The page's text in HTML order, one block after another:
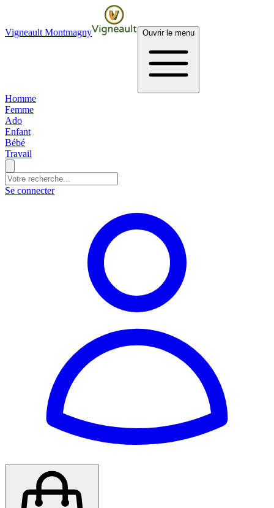
Vigneault Montmagny Ouvrir le menu
Homme
Femme
Ado
Enfant
Bébé
Travail
Se connecter